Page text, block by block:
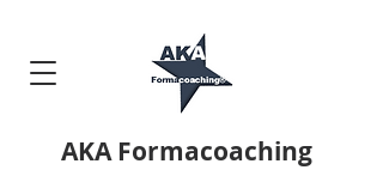
AKA Formacoaching